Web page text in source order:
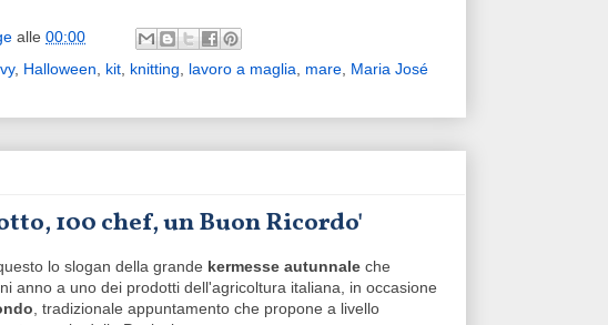
alle 00:00
, Halloween, kit, knitting, lavoro a maglia, mare, Maria José
100 chef, un Buon Ricordo'
lo slogan della grande kermesse autunnale che
anno a uno dei prodotti dell'agricoltura italiana, in occasione
, tradizionale appuntamento che propone a livello